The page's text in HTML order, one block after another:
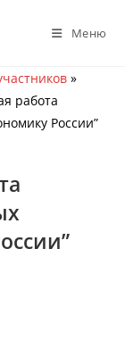
Меню
»
работа
России”